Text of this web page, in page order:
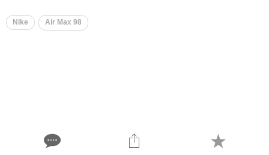
Nike Air Max 98